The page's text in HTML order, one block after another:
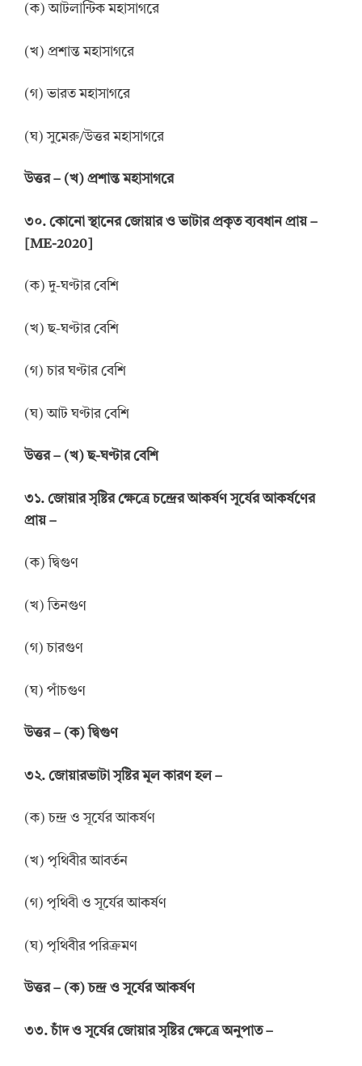
(ক) আটলান্টিক মহাসাগরে
(খ) প্রশান্ত মহাসাগরে
(গ) ভারত মহাসাগরে
(ঘ) সুমেরু/উত্তর মহাসাগরে
উত্তর– (খ) প্রশান্ত মহাসাগরে
৩০. কোনো স্থানের জোয়ার ও ভাটার প্রকৃত ব্যবধান প্রায় –
[ME-2020]
(ক) দু-ঘণ্টার বেশি
(খ) ছ-ঘণ্টার বেশি
(গ) চার ঘণ্টার বেশি
(ঘ) আট ঘণ্টার বেশি
উত্তর– (খ) ছ-ঘণ্টার বেশি
৩১. জোয়ার সৃষ্টির ক্ষেত্রে চন্দ্রের আকর্ষণ সূর্যের আকর্ষণের
প্রায় –
(ক) দ্বিগুণ
(খ) তিনগুণ
(গ) চারগুণ
(ঘ) পাঁচগুণ
উত্তর– (ক) দ্বিগুণ
৩২. জোয়ারভাটা সৃষ্টির মূল কারণ হল –
(ক) চন্দ্র ও সূর্যের আকর্ষণ
(খ) পৃথিবীর আবর্তন
(গ) পৃথিবী ও সূর্যের আকর্ষণ
(ঘ) পৃথিবীর পরিক্রমণ
উত্তর– (ক) চন্দ্র ও সূর্যের আকর্ষণ
৩৩. চাঁদ ও সূর্যের জোয়ার সৃষ্টির ক্ষেত্রে অনুপাত –